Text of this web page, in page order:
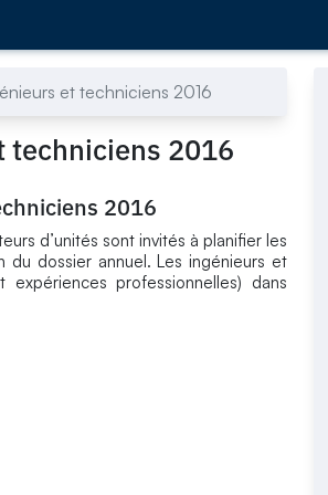
et techniciens 2016
techniciens 2016
2016
d’unités sont invités à planifier les
du dossier annuel. Les ingénieurs et
professionnelles) dans